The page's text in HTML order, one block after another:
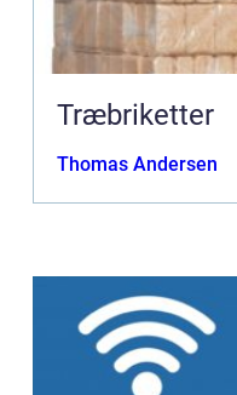
Træbriketter
Thomas Andersen